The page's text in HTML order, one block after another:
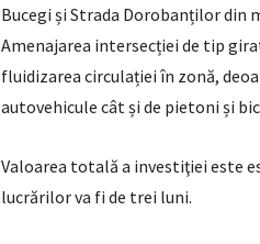
Bucegi și Strada Dorobanților din
Amenajarea intersecției de tip
fluidizarea circulației în zonă,
autovehicule cât și de pietoni și
Valoarea totală a investiţiei este
lucrărilor va fi de trei luni.